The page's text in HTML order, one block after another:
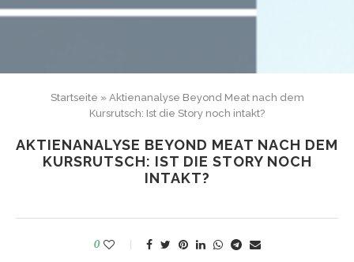
Startseite » Aktienanalyse Beyond Meat nach dem
Kursrutsch: Ist die Story noch intakt?
AKTIENANALYSE BEYOND MEAT NACH DEM
KURSRUTSCH: IST DIE STORY NOCH
INTAKT?
0